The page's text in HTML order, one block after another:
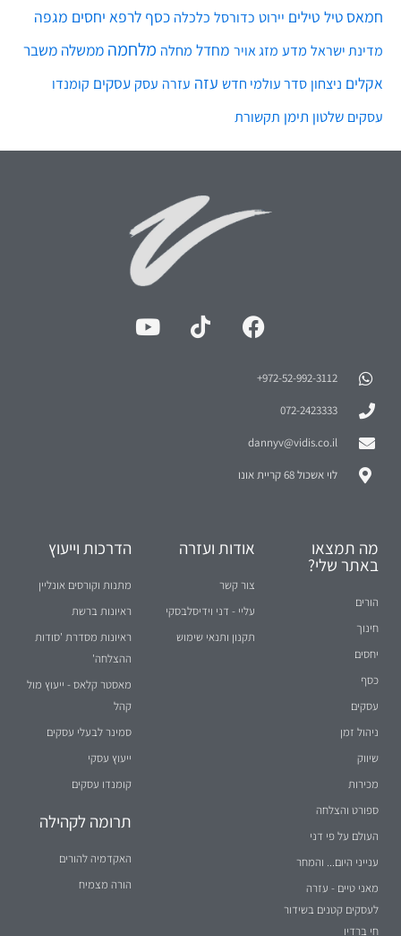
חמאס טיל טילים יירוט כדורסל כלכלה כסף לרפא יחסים מגפה
מדינת ישראל מדע מזג אויר מחדל מחלה מלחמה ממשלה משבר
אקלים ניצחון סדר עולמי חדש עזה עזרה עסק עסקים קומנדו
עסקים שלטון תימן תקשורת
972-52-992-3112⁩+
072-2423333
dannyv@vidis.co.il
לוי אשכול 68 קריית אונו
מה תמצאו
באתר שלי?
הורים
חינוך
יחסים
כסף
עסקים
ניהול זמן
שיווק
מכירות
ספורט והצלחה
העולם על פי דני
ענייני היום... והמחר
מאני טיים - עזרה
לעסקים קטנים בשידור
חי ברדיו
אודות ועזרה
צור קשר
עליי - דני וידיסלבסקי
תקנון ותנאי שימוש
הדרכות וייעוץ
מתנות וקורסים אונליין
ראיונות ברשת
ראיונות מסדרת 'סודות
ההצלחה'
מאסטר קלאס - ייעוץ מול
קהל
סמינר לבעלי עסקים
ייעוץ עסקי
קומנדו עסקים
תרומה לקהילה
האקדמיה להורים
הורה מצמיח